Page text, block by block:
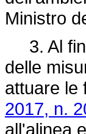
Ministro
3. Al
delle
attuare le
2017, n.
all'alinea